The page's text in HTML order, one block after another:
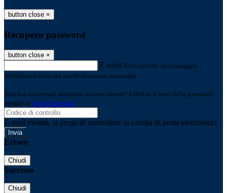
button close ×
Recupero password
button close ×
E-mail Verrà inviato un messaggio
all'indirizzo indicato con le istruzioni necessarie.
Non hai una e-mail associata al nome utente? Effettua il reset della password
tramite la Login Spaggiari
E-mail inviata, si prega di controllare la casella di posta elettronica!
Errore
Chiudi
Successo
Chiudi